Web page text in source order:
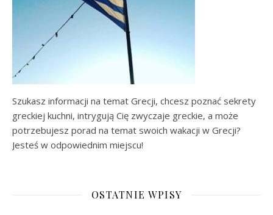
Szukasz informacji na temat Grecji, chcesz poznać sekrety
greckiej kuchni, intrygują Cię zwyczaje greckie, a może
potrzebujesz porad na temat swoich wakacji w Grecji?
Jesteś w odpowiednim miejscu!
OSTATNIE WPISY